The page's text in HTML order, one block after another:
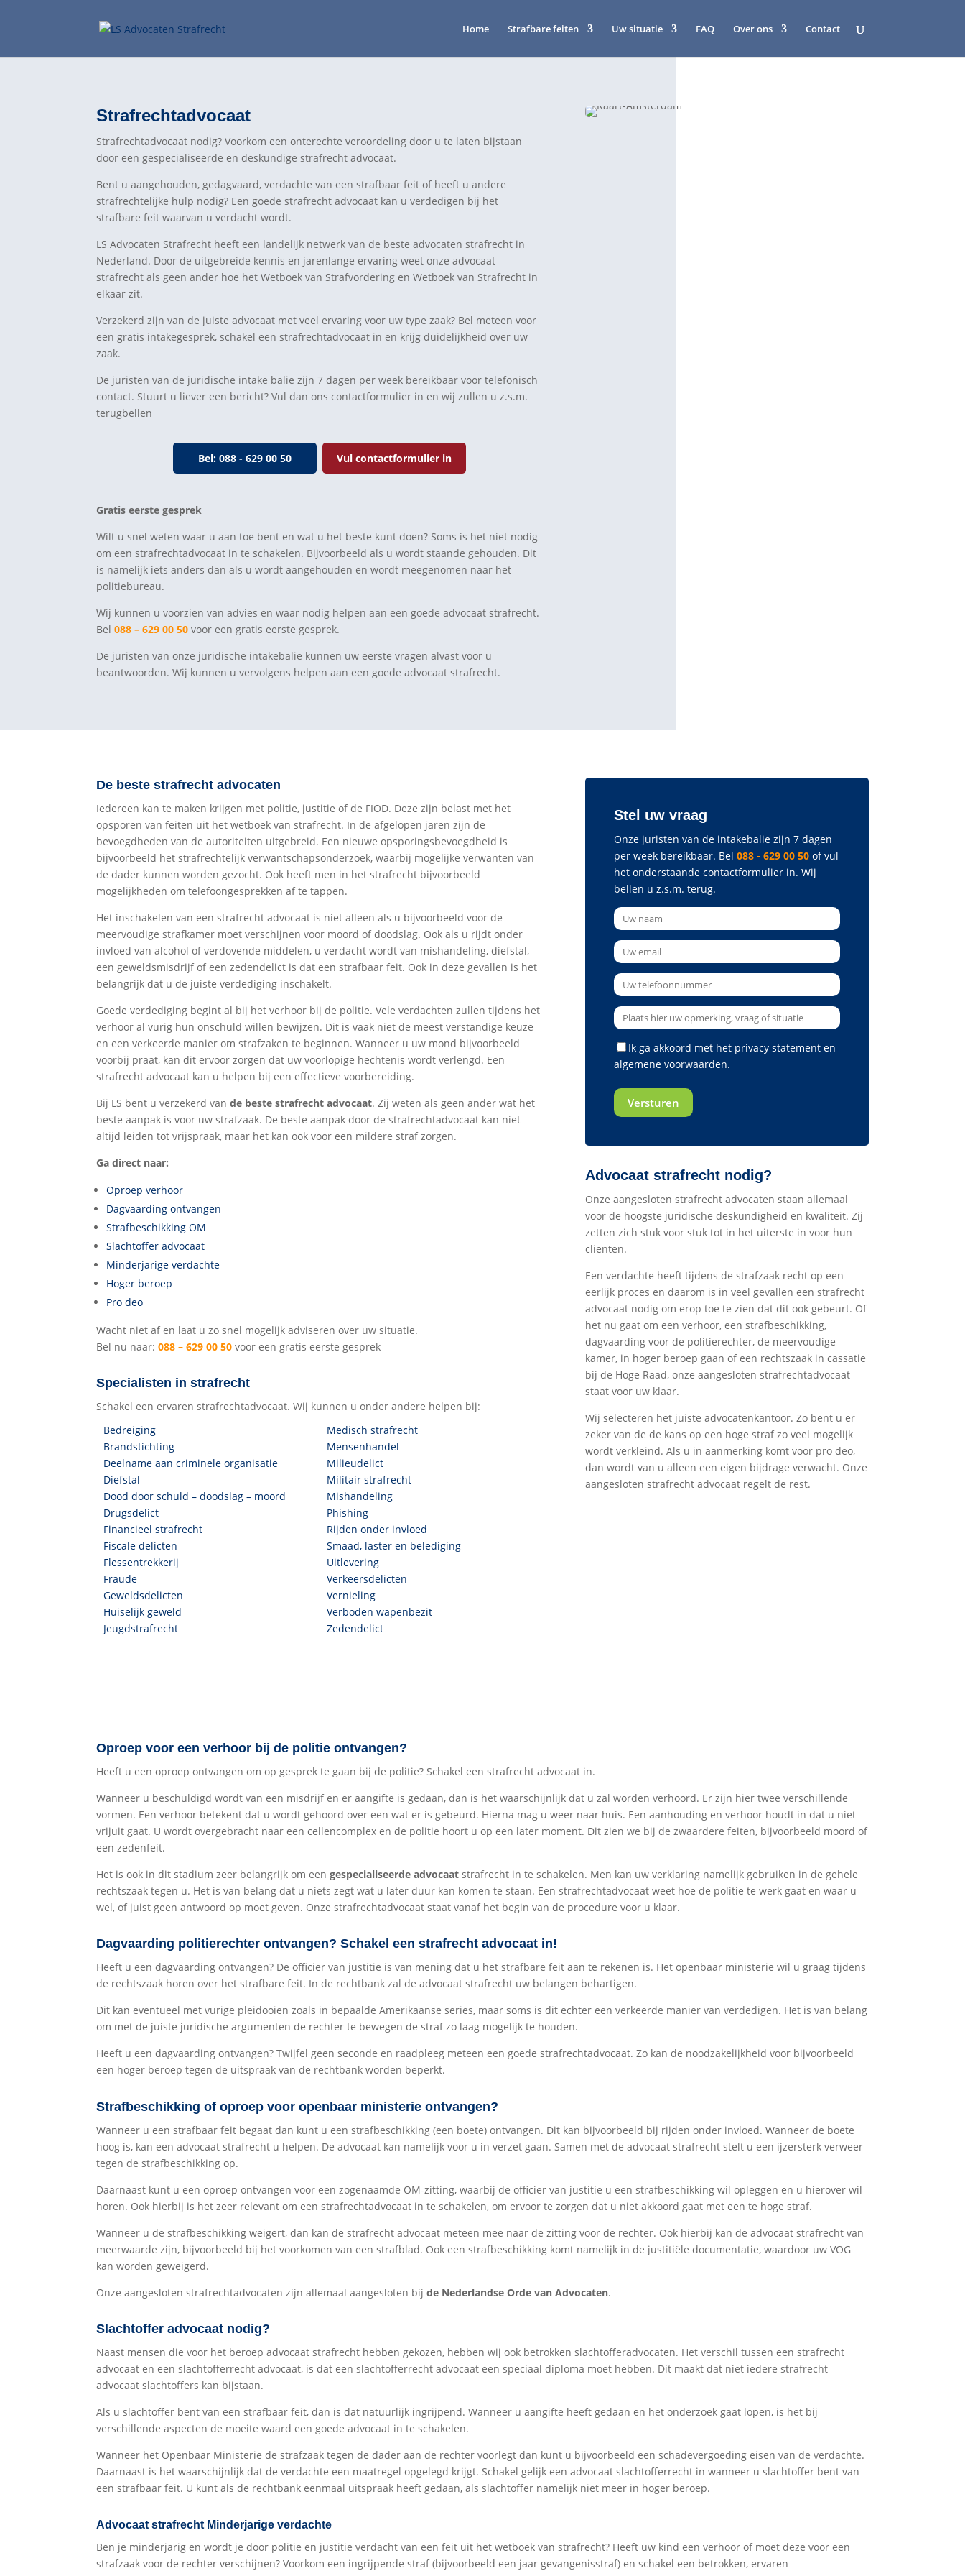
Home Strafbare feiten Uw situatie FAQ Over ons Contact
Strafrechtadvocaat
Strafrechtadvocaat nodig? Voorkom een onterechte veroordeling door u te laten bijstaan
door een gespecialiseerde en deskundige strafrecht advocaat.
Bent u aangehouden, gedagvaard, verdachte van een strafbaar feit of heeft u andere
strafrechtelijke hulp nodig? Een goede strafrecht advocaat kan u verdedigen bij het
strafbare feit waarvan u verdacht wordt.
LS Advocaten Strafrecht heeft een landelijk netwerk van de beste advocaten strafrecht in
Nederland. Door de uitgebreide kennis en jarenlange ervaring weet onze advocaat
strafrecht als geen ander hoe het Wetboek van Strafvordering en Wetboek van Strafrecht in
elkaar zit.
Verzekerd zijn van de juiste advocaat met veel ervaring voor uw type zaak? Bel meteen voor
een gratis intakegesprek, schakel een strafrechtadvocaat in en krijg duidelijkheid over uw
zaak.
De juristen van de juridische intake balie zijn 7 dagen per week bereikbaar voor telefonisch
contact. Stuurt u liever een bericht? Vul dan ons contactformulier in en wij zullen u z.s.m.
terugbellen
Bel: 088 - 629 00 50 Vul contactformulier in
Gratis eerste gesprek
Wilt u snel weten waar u aan toe bent en wat u het beste kunt doen? Soms is het niet nodig
om een strafrechtadvocaat in te schakelen. Bijvoorbeeld als u wordt staande gehouden. Dit
is namelijk iets anders dan als u wordt aangehouden en wordt meegenomen naar het
politiebureau.
Wij kunnen u voorzien van advies en waar nodig helpen aan een goede advocaat strafrecht.
Bel088 – 629 00 50 voor een gratis eerste gesprek.
De juristen van onze juridische intakebalie kunnen uw eerste vragen alvast voor u
beantwoorden. Wij kunnen u vervolgens helpen aan een goede advocaat strafrecht.
De beste strafrecht advocaten
Iedereen kan te maken krijgen met politie, justitie of de FIOD. Deze zijn belast met het
opsporen van feiten uit het wetboek van strafrecht. In de afgelopen jaren zijn de
bevoegdheden van de autoriteiten uitgebreid. Een nieuwe opsporingsbevoegdheid is
bijvoorbeeld het strafrechtelijk verwantschapsonderzoek, waarbij mogelijke verwanten van
de dader kunnen worden gezocht. Ook heeft men in het strafrecht bijvoorbeeld
mogelijkheden om telefoongesprekken af te tappen.
Het inschakelen van een strafrecht advocaat is niet alleen als u bijvoorbeeld voor de
meervoudige strafkamer moet verschijnen voor moord of doodslag. Ook als u rijdt onder
invloed van alcohol of verdovende middelen, u verdacht wordt van mishandeling, diefstal,
een geweldsmisdrijf of een zedendelict is dat een strafbaar feit. Ook in deze gevallen is het
belangrijk dat u de juiste verdediging inschakelt.
Goede verdediging begint al bij het verhoor bij de politie. Vele verdachten zullen tijdens het
verhoor al vurig hun onschuld willen bewijzen. Dit is vaak niet de meest verstandige keuze
en een verkeerde manier om strafzaken te beginnen. Wanneer u uw mond bijvoorbeeld
voorbij praat, kan dit ervoor zorgen dat uw voorlopige hechtenis wordt verlengd. Een
strafrecht advocaat kan u helpen bij een effectieve voorbereiding.
Bij LS bent u verzekerd vande beste strafrecht advocaat. Zij weten als geen ander wat het
beste aanpak is voor uw strafzaak. De beste aanpak door de strafrechtadvocaat kan niet
altijd leiden tot vrijspraak, maar het kan ook voor een mildere straf zorgen.
Ga direct naar:
Oproep verhoor
Dagvaarding ontvangen
Strafbeschikking OM
Slachtoffer advocaat
Minderjarige verdachte
Hoger beroep
Pro deo
Wacht niet af en laat u zo snel mogelijk adviseren over uw situatie.
Bel nu naar:088 – 629 00 50 voor een gratis eerste gesprek
Specialisten in strafrecht
Schakel een ervaren strafrechtadvocaat. Wij kunnen u onder andere helpen bij:
Bedreiging
Brandstichting
Deelname aan criminele organisatie
Diefstal
Dood door schuld – doodslag – moord
Drugsdelict
Financieel strafrecht
Fiscale delicten
Flessentrekkerij
Fraude
Geweldsdelicten
Huiselijk geweld
Jeugdstrafrecht
Medisch strafrecht
Mensenhandel
Milieudelict
Militair strafrecht
Mishandeling
Phishing
Rijden onder invloed
Smaad, laster en belediging
Uitlevering
Verkeersdelicten
Vernieling
Verboden wapenbezit
Zedendelict
Stel uw vraag
Onze juristen van de intakebalie zijn 7 dagen
per week bereikbaar. Bel 088 - 629 00 50of vul
het onderstaande contactformulier in. Wij
bellen u z.s.m. terug.
Ik ga akkoord met het privacy statementen
algemene voorwaarden.
Advocaat strafrecht nodig?
Onze aangesloten strafrecht advocaten staan allemaal
voor de hoogste juridische deskundigheid en kwaliteit. Zij
zetten zich stuk voor stuk tot in het uiterste in voor hun
cliënten.
Een verdachte heeft tijdens de strafzaak recht op een
eerlijk proces en daarom is in veel gevallen een strafrecht
advocaat nodig om erop toe te zien dat dit ook gebeurt. Of
het nu gaat om een verhoor, een strafbeschikking,
dagvaarding voor de politierechter, de meervoudige
kamer, in hoger beroep gaan of een rechtszaak in cassatie
bij de Hoge Raad, onze aangesloten strafrechtadvocaat
staat voor uw klaar.
Wij selecteren het juiste advocatenkantoor. Zo bent u er
zeker van de de kans op een hoge straf zo veel mogelijk
wordt verkleind. Als u in aanmerking komt voor pro deo,
dan wordt van u alleen een eigen bijdrage verwacht. Onze
aangesloten strafrecht advocaat regelt de rest.
Oproep voor een verhoor bij de politie ontvangen?
Heeft u een oproep ontvangen om op gesprek te gaan bij de politie? Schakel een strafrecht advocaat in.
Wanneer u beschuldigd wordt van een misdrijf en er aangifte is gedaan, dan is het waarschijnlijk dat u zal worden verhoord. Er zijn hier twee verschillende
vormen. Een verhoor betekent dat u wordt gehoord over een wat er is gebeurd. Hierna mag u weer naar huis. Een aanhouding en verhoor houdt in dat u niet
vrijuit gaat. U wordt overgebracht naar een cellencomplex en de politie hoort u op een later moment. Dit zien we bij de zwaardere feiten, bijvoorbeeld moord of
een zedenfeit.
Het is ook in dit stadium zeer belangrijk om eengespecialiseerde advocaat strafrecht in te schakelen. Men kan uw verklaring namelijk gebruiken in de gehele
rechtszaak tegen u. Het is van belang dat u niets zegt wat u later duur kan komen te staan. Een strafrechtadvocaat weet hoe de politie te werk gaat en waar u
wel, of juist geen antwoord op moet geven. Onze strafrechtadvocaat staat vanaf het begin van de procedure voor u klaar.
Dagvaarding politierechter ontvangen? Schakel een strafrecht advocaat in!
Heeft u een dagvaarding ontvangen? De officier van justitie is van mening dat u het strafbare feit aan te rekenen is. Het openbaar ministerie wil u graag tijdens
de rechtszaak horen over het strafbare feit. In de rechtbank zal de advocaat strafrecht uw belangen behartigen.
Dit kan eventueel met vurige pleidooien zoals in bepaalde Amerikaanse series, maar soms is dit echter een verkeerde manier van verdedigen. Het is van belang
om met de juiste juridische argumenten de rechter te bewegen de straf zo laag mogelijk te houden.
Heeft u een dagvaarding ontvangen? Twijfel geen seconde en raadpleeg meteen een goede strafrechtadvocaat. Zo kan de noodzakelijkheid voor bijvoorbeeld
een hoger beroep tegen de uitspraak van de rechtbank worden beperkt.
Strafbeschikking of oproep voor openbaar ministerie ontvangen?
Wanneer u een strafbaar feit begaat dan kunt u een strafbeschikking (een boete) ontvangen. Dit kan bijvoorbeeld bij rijden onder invloed. Wanneer de boete
hoog is, kan een advocaat strafrecht u helpen. De advocaat kan namelijk voor u in verzet gaan. Samen met de advocaat strafrecht stelt u een ijzersterk verweer
tegen de strafbeschikking op.
Daarnaast kunt u een oproep ontvangen voor een zogenaamde OM-zitting, waarbij de officier van justitie u een strafbeschikking wil opleggen en u hierover wil
horen. Ook hierbij is het zeer relevant om een strafrechtadvocaat in te schakelen, om ervoor te zorgen dat u niet akkoord gaat met een te hoge straf.
Wanneer u de strafbeschikking weigert, dan kan de strafrecht advocaat meteen mee naar de zitting voor de rechter. Ook hierbij kan de advocaat strafrecht van
meerwaarde zijn, bijvoorbeeld bij het voorkomen van een strafblad. Ook een strafbeschikking komt namelijk in de justitiële documentatie, waardoor uw VOG
kan worden geweigerd.
Onze aangesloten strafrechtadvocaten zijn allemaal aangesloten bijde Nederlandse Orde van Advocaten.
Slachtoffer advocaat nodig?
Naast mensen die voor het beroep advocaat strafrecht hebben gekozen, hebben wij ook betrokken slachtofferadvocaten. Het verschil tussen een strafrecht
advocaat en een slachtofferrecht advocaat, is dat een slachtofferrecht advocaat een speciaal diploma moet hebben. Dit maakt dat niet iedere strafrecht
advocaat slachtoffers kan bijstaan.
Als u slachtoffer bent van een strafbaar feit, dan is dat natuurlijk ingrijpend. Wanneer u aangifte heeft gedaan en het onderzoek gaat lopen, is het bij
verschillende aspecten de moeite waard een goede advocaat in te schakelen.
Wanneer het Openbaar Ministerie de strafzaak tegen de dader aan de rechter voorlegt dan kunt u bijvoorbeeld een schadevergoeding eisen van de verdachte.
Daarnaast is het waarschijnlijk dat de verdachte een maatregel opgelegd krijgt. Schakel gelijk een advocaat slachtofferrecht in wanneer u slachtoffer bent van
een strafbaar feit. U kunt als de rechtbank eenmaal uitspraak heeft gedaan, als slachtoffer namelijk niet meer in hoger beroep.
Advocaat strafrecht Minderjarige verdachte
Ben je minderjarig en wordt je door politie en justitie verdacht van een feit uit het wetboek van strafrecht? Heeft uw kind een verhoor of moet deze voor een
strafzaak voor de rechter verschijnen? Voorkom een ingrijpende straf (bijvoorbeeld een jaar gevangenisstraf) en schakel een betrokken, ervaren